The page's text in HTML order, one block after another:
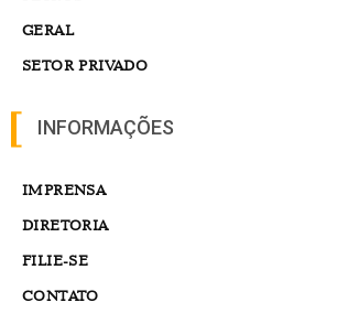
GERAL
SETOR PRIVADO
INFORMAÇÕES
IMPRENSA
DIRETORIA
FILIE-SE
CONTATO